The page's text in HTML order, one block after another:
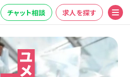
チャット相談 求人を探す